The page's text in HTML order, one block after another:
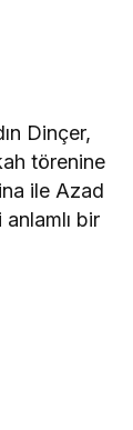
Dinçer,
törenine
ile Azad
bir